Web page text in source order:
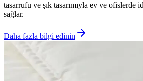
tasarrufu ve şık tasarımıyla ev ve ofislerde
sağlar.
Daha fazla bilgi edinin